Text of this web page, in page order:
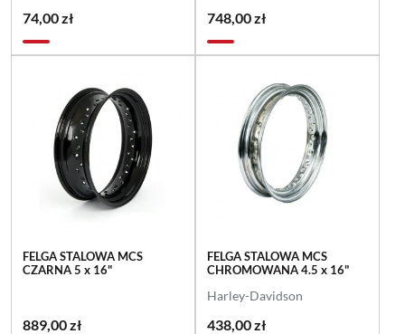
74,00 zł 748,00 zł
FELGA STALOWA MCS
CZARNA 5 x 16"
889,00 zł
FELGA STALOWA MCS
CHROMOWANA 4.5 x 16"
Harley-Davidson
438,00 zł